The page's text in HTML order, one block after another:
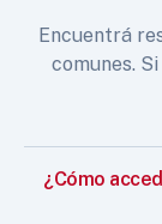
Encuentrá
comunes.
¿Cómo